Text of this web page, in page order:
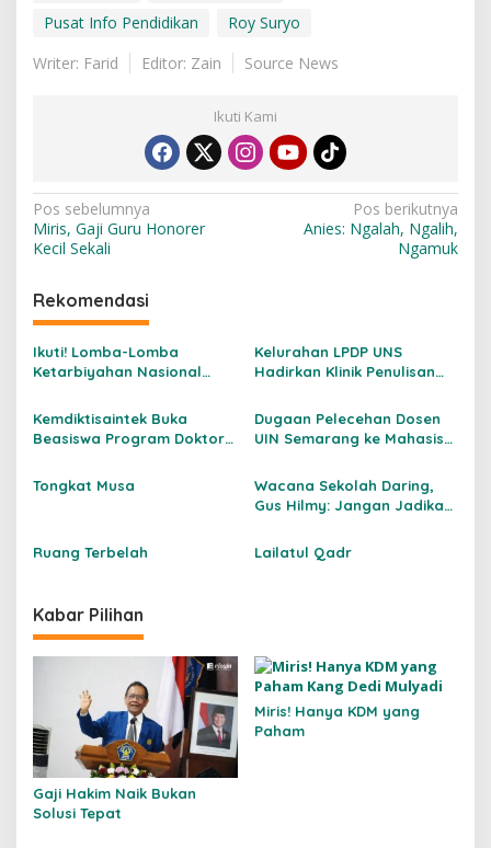
Pusat Info Pendidikan
Roy Suryo
Writer: Farid
Editor: Zain Source News
Ikuti Kami
N
a
i
g
a
i
o
Pos sebelumnya
Miris, Gaji Guru Honorer
Kecil Sekali
Pos berikutnya
Anies: Ngalah, Ngalih,
Ngamuk
Rekomendasi
Ikuti! Lomba-Lomba
Ketarbiyahan Nasional
Kelurahan LPDP UNS
Hadirkan Klinik Penulisan
Tembus Jurnal
Internasional
Kemdiktisaintek Buka
Beasiswa Program Doktor
Dugaan Pelecehan Dosen
UIN Semarang ke Mahasiswi
Nurani
Tongkat Musa
Wacana Sekolah Daring,
Gus Hilmy: Jangan Jadikan
Kebijakan Energi
Ruang Terbelah Lailatul Qadr
Kabar Pilihan
Gaji Hakim Naik Bukan
Solusi Tepat
Miris! Hanya KDM yang
Paham